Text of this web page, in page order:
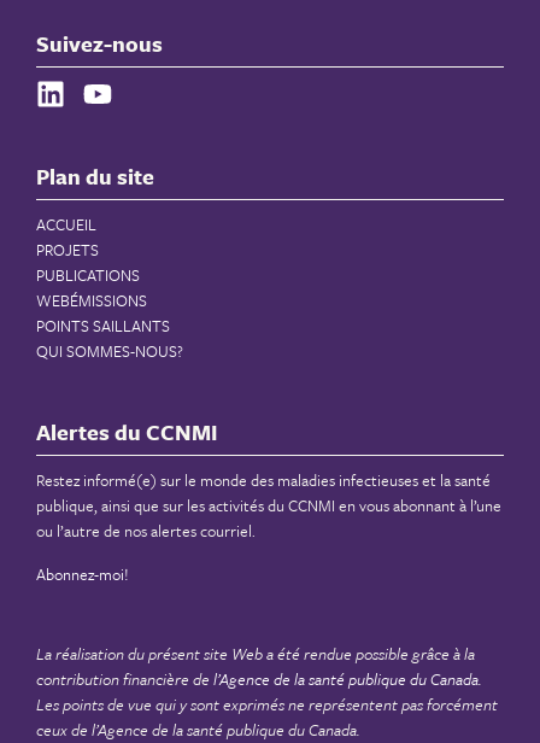
Suivez-nous
Plan du site
ACCUEIL
PROJETS
PUBLICATIONS
WEBÉMISSIONS
POINTS SAILLANTS
QUI SOMMES-NOUS?
Alertes du CCNMI
Restez informé(e) sur le monde des maladies infectieuses et la santé
publique, ainsi que sur les activités du CCNMI en vous abonnant à l’une
ou l’autre de nos alertes courriel.
Abonnez-moi!
La réalisation du présent site Web a été rendue possible grâce à la
contribution financière de l’Agence de la santé publique du Canada.
Les points de vue qui y sont exprimés ne représentent pas forcément
ceux de l’Agence de la santé publique du Canada.